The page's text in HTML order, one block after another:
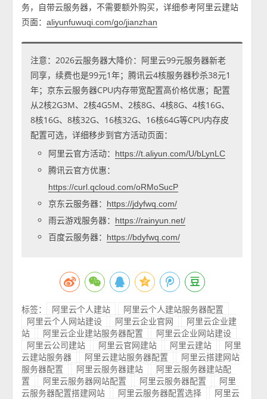
务，自带云服务器，不需要额外购买，详细参考阿里云建站
页面：aliyunfuwuqi.com/go/jianzhan
注意：2026云服务器大降价：阿里云99元服务器新老
同享，续费也是99元1年；腾讯云4核服务器秒杀38元1
年；京东云服务器CPU内存带宽配置高价格优惠；配置
从2核2G3M、2核4G5M、2核8G、4核8G、4核16G、
8核16G、8核32G、16核32G、16核64G等CPU内存皮
配置可选，详细移步到官方活动页面：
阿里云官方活动：
https://t.aliyun.com/U/bLynLC
腾讯云官方优惠：
https://curl.qcloud.com/oRMoSucP
京东云服务器： https://jdyfwq.com/
雨云游戏服务器： https://rainyun.net/
百度云服务器： https://bdyfwq.com/
标签： 阿里云个人建站
阿里云个人建站服务器配置
阿里云个人网站建设
阿里云企业官网
阿里云企业建
站
阿里云企业建站服务器配置
阿里云企业网站建设
阿里云公司建站
阿里云官网建站 阿里云建站
阿里
云建站服务器
阿里云建站服务器配置
阿里云搭建网站
服务器配置
阿里云服务器建站
阿里云服务器建站配
置
阿里云服务器网站配置 阿里云服务器配置
阿里
云服务器配置搭建网站
阿里云服务器配置选择
阿里云